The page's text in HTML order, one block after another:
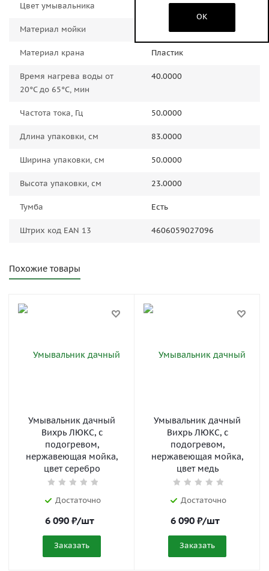
Цвет умывальника Медь
Материал мойки Нержавеющая сталь
Материал крана Пластик
Время нагрева воды от
20°C до 65°C, мин
40.0000
Частота тока, Гц 50.0000
Длина упаковки, см 83.0000
Ширина упаковки, см 50.0000
Высота упаковки, см 23.0000
Тумба Есть
Штрих код EAN 13 4606059027096
Похожие товары
Умывальник дачный
Вихрь ЛЮКС, с
подогревом,
нержавеющая мойка,
цвет серебро
Достаточно
6 090 ₽/шт
Заказать
Умывальник дачный
Вихрь ЛЮКС, с
подогревом,
нержавеющая мойка,
цвет медь
Достаточно
6 090 ₽/шт
Заказать
OK